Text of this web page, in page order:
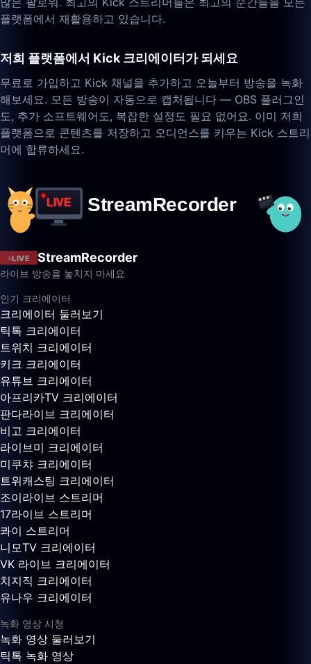
플랫폼에서 재활용하고 있습니다.
저희 플랫폼에서 Kick 크리에이터가 되세요
무료로 가입하고 Kick 채널을 추가하고 오늘부터 방송을 녹화
해보세요. 모든 방송이 자동으로 캡처됩니다 — OBS 플러그인
도, 추가 소프트웨어도, 복잡한 설정도 필요 없어요. 이미 저희
플랫폼으로 콘텐츠를 저장하고 오디언스를 키우는 Kick 스트리
머에 합류하세요.
LIVE StreamRecorder
라이브 방송을 놓치지 마세요
인기 크리에이터
크리에이터 둘러보기
틱톡 크리에이터
트위치 크리에이터
키크 크리에이터
유튜브 크리에이터
아프리카TV 크리에이터
판다라이브 크리에이터
비고 크리에이터
라이브미 크리에이터
미쿠챠 크리에이터
트위캐스팅 크리에이터
조이라이브 스트리머
17라이브 스트리머
콰이 스트리머
니모TV 크리에이터
VK 라이브 크리에이터
치지직 크리에이터
유나우 크리에이터
녹화 영상 시청
녹화 영상 둘러보기
틱톡 녹화 영상